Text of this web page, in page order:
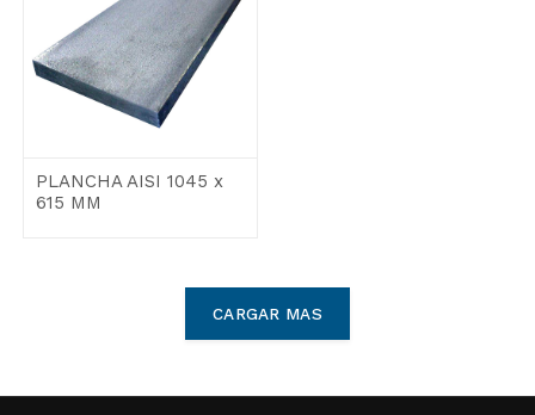
PLANCHA AISI 1045 x
615 MM
CARGAR MAS